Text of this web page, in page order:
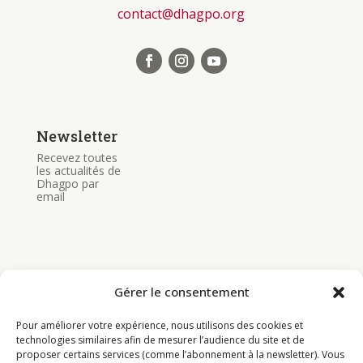
Gérer le consentement
Pour améliorer votre expérience, nous utilisons des cookies et
technologies similaires afin de mesurer l’audience du site et de
proposer certains services (comme l’abonnement à la newsletter). Vous
contact@dhagpo.org
Newsletter
Recevez toutes
les actualités de
Dhagpo par
email
Programme